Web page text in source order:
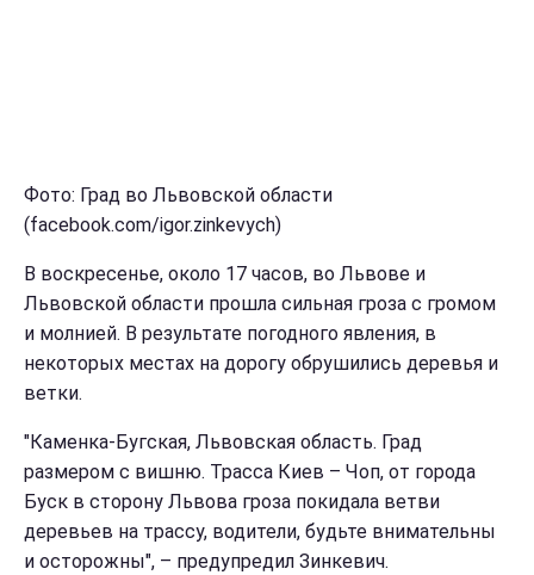
Фото: Град во Львовской области
(facebook.com/igor.zinkevych)
В воскресенье, около 17 часов, во Львове и
Львовской области прошла сильная гроза с громом
и молнией. В результате погодного явления, в
некоторых местах на дорогу обрушились деревья и
ветки.
"Каменка-Бугская, Львовская область. Град
размером с вишню. Трасса Киев – Чоп, от города
Буск в сторону Львова гроза покидала ветви
деревьев на трассу, водители, будьте внимательны
и осторожны", – предупредил Зинкевич.